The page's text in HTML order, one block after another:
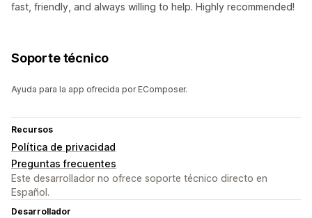
fast, friendly, and always willing to help. Highly recommended!
Soporte técnico
Ayuda para la app ofrecida por EComposer.
Recursos
Política de privacidad
Preguntas frecuentes
Este desarrollador no ofrece soporte técnico directo en
Español.
Desarrollador